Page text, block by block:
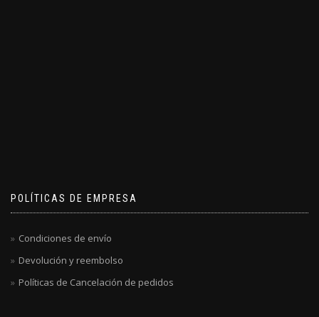
POLÍTICAS DE EMPRESA
Condiciones de envío
Devolución y reembolso
Políticas de Cancelación de pedidos